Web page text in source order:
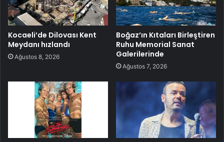
Kocaeli’de Dilovası Kent
Meydanı hızlandı
Ağustos 8, 2026
Boğaz’ın Kıtaları Birleştiren
Ruhu Memorial Sanat
Galerilerinde
Ağustos 7, 2026